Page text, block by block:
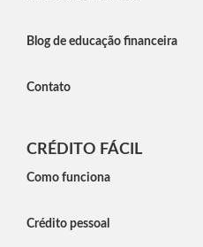
Blog de educação financeira
Contato
CRÉDITO FÁCIL
Como funciona
Crédito pessoal